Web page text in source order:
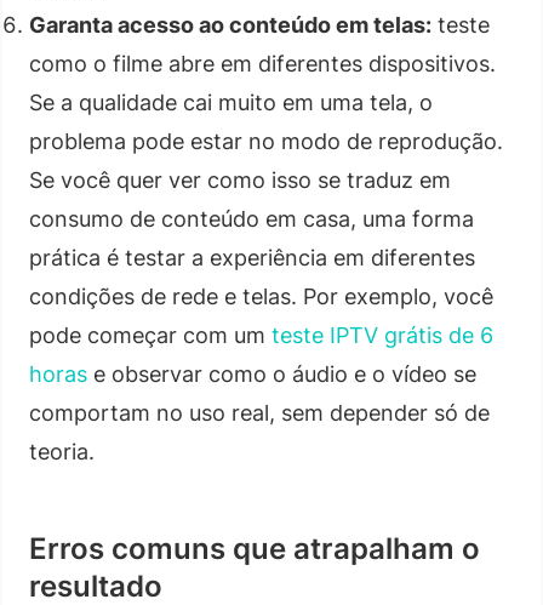
Garanta acesso ao conteúdo em telas: teste
como o filme abre em diferentes dispositivos.
Se a qualidade cai muito em uma tela, o
problema pode estar no modo de reprodução.
Se você quer ver como isso se traduz em
consumo de conteúdo em casa, uma forma
prática é testar a experiência em diferentes
condições de rede e telas. Por exemplo, você
pode começar com um teste IPTV grátis de 6
horas e observar como o áudio e o vídeo se
comportam no uso real, sem depender só de
teoria.
Erros comuns que atrapalham o
resultado